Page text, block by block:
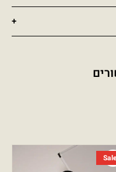
היה: ₪399.00.
הוא: ₪129.00.